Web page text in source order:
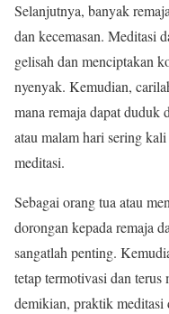
Selanjutnya, banyak
dan kecemasan. Meditasi
gelisah dan menciptakan
nyenyak. Kemudian,
mana remaja dapat duduk
atau malam hari sering
meditasi.
Sebagai orang tua atau
dorongan kepada remaja
sangatlah penting.
tetap termotivasi dan
demikian, praktik meditasi